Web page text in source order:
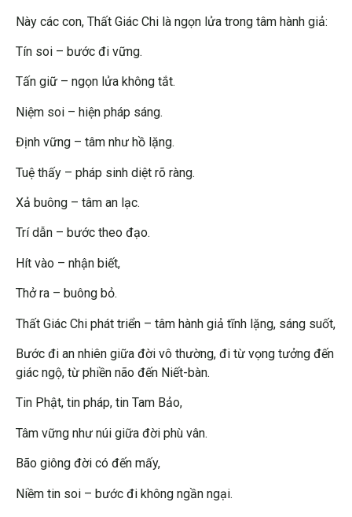
Này các con, Thất Giác Chi là ngọn lửa trong tâm hành giả:
Tín soi – bước đi vững.
Tấn giữ – ngọn lửa không tắt.
Niệm soi – hiện pháp sáng.
Định vững – tâm như hồ lặng.
Tuệ thấy – pháp sinh diệt rõ ràng.
Xả buông – tâm an lạc.
Trí dẫn – bước theo đạo.
Hít vào – nhận biết,
Thở ra – buông bỏ.
Thất Giác Chi phát triển – tâm hành giả tĩnh lặng, sáng suốt,
Bước đi an nhiên giữa đời vô thường, đi từ vọng tưởng đến
giác ngộ, từ phiền não đến Niết-bàn.
Tin Phật, tin pháp, tin Tam Bảo,
Tâm vững như núi giữa đời phù vân.
Bão giông đời có đến mấy,
Niềm tin soi – bước đi không ngần ngại.